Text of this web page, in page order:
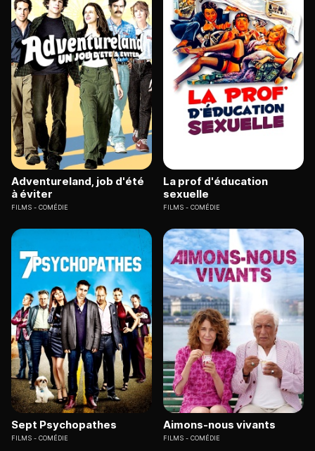
Adventureland, job d'été
à éviter
FILMS COMÉDIE
La prof d'éducation
sexuelle
FILMS COMÉDIE
Sept Psychopathes
FILMS COMÉDIE
Aimons-nous vivants
FILMS COMÉDIE